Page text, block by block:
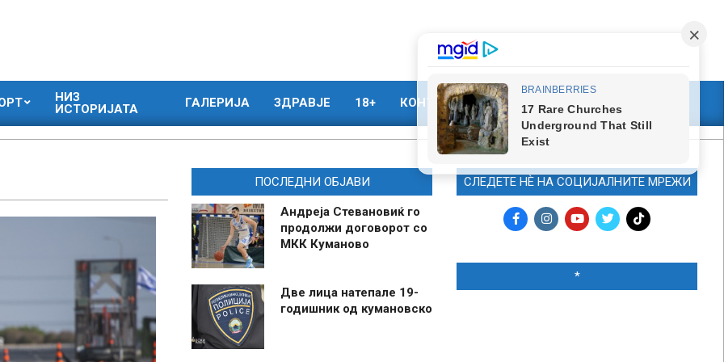
НИЗ
ИСТОРИЈАТА
ГАЛЕРИЈА ЗДРАВЈЕ 18+ КОНТАКТ МАРКЕТИНГ
ПОСЛЕДНИ ОБЈАВИ
Андреја Стевановиќ го
продолжи договорот со
МКК Куманово
Две лица натепале 19-
годишник од кумановско
СЛЕДЕТЕ НЀ НА СОЦИЈАЛНИТЕ МРЕЖИ
*